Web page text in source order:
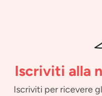
Iscriviti alla
Iscriviti per ricevere